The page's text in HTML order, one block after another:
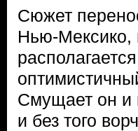
Сюжет
Нью-Мексико,
Смущает он и
и без того